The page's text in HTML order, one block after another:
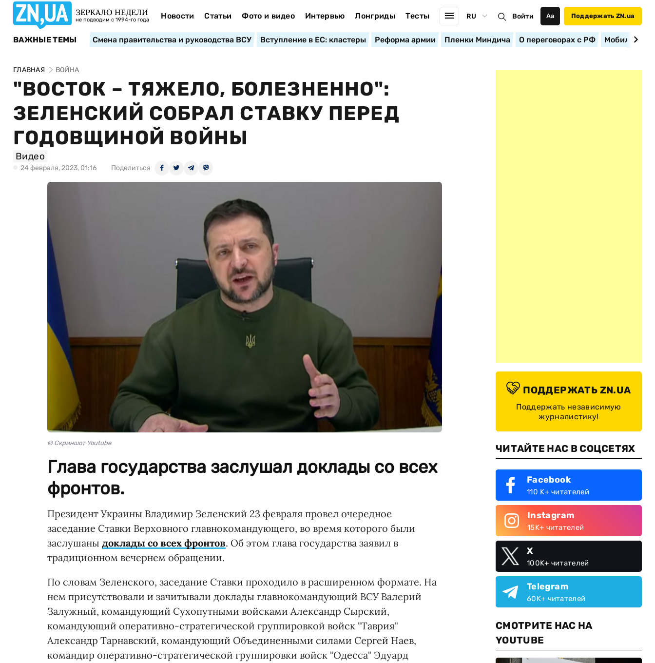
ЗЕРКАЛО НЕДЕЛИ
не подводим с 1994-го года Новости Статьи Фото и видео Интервью Лонгриды Тесты RU Войти Аа Поддержать ZN.ua
ВАЖНЫЕ ТЕМЫ Смена правительства и руководства ВСУ Вступление в ЕС: кластеры Реформа армии Пленки Миндича О переговорах с РФ
ГЛАВНАЯ ВОЙНА
"ВОСТОК – ТЯЖЕЛО, БОЛЕЗНЕННО":
ЗЕЛЕНСКИЙ СОБРАЛ СТАВКУ ПЕРЕД
ГОДОВЩИНОЙ ВОЙНЫ
Видео
24 февраля, 2023, 01:16 Поделиться
© Скриншот Youtube
Глава государства заслушал доклады со всех
фронтов.
Президент Украины Владимир Зеленский 23 февраля провел очередное
заседание Ставки Верховного главнокомандующего, во время которого были
заслушаны доклады со всех фронтов. Об этом глава государства заявил в
традиционном вечернем обращении.
По словам Зеленского, заседание Ставки проходило в расширенном формате. На
нем присутствовали и зачитывали доклады главнокомандующий ВСУ Валерий
Залужный, командующий Сухопутными войсками Александр Сырский,
командующий оперативно-стратегической группировкой войск "Таврия"
Александр Тарнавский, командующий Объединенными силами Сергей Наев,
командир оперативно-стратегической группировки войск "Одесса" Эдуард
ПОДДЕРЖАТЬ ZN.UA
Поддержать независимую
журналистику!
ЧИТАЙТЕ НАС В СОЦСЕТЯХ
Facebook
110 K+ читателей
Instagram
15K+ читателей
X
100K+ читателей
Telegram
60K+ читателей
СМОТРИТЕ НАС НА
YOUTUBE